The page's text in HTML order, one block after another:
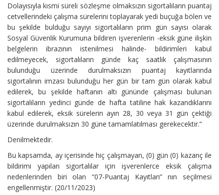
Dolayısıyla kısmi süreli sözleşme olmaksızın sigortalıların puantaj
cetvellerindeki çalışma sürelerini toplayarak yedi buçuğa bölen ve
bu şekilde bulduğu sayıyı sigortalıların prim gün sayısı olarak
Sosyal Güvenlik Kurumuna bildiren işverenlerin -eksik güne ilişkin
belgelerin ibrazının istenilmesi halinde- bildirimleri kabul
edilmeyecek, sigortalıların günde kaç saatlik çalışmasının
bulunduğu üzerinde durulmaksızın puantaj kayıtlarında
sigortalının imzası bulunduğu her gün bir tam gün olarak kabul
edilerek, bu şekilde haftanın altı gününde çalışması bulunan
sigortalıların yedinci günde de hafta tatiline hak kazandıklarını
kabul edilerek, eksik sürelerin ayın 28, 30 veya 31 gün çektiği
üzerinde durulmaksızın 30 güne tamamlatılması gerekecektir.”
Denilmektedir.
Bu kapsamda, ay içerisinde hiç çalışmayan, (0) gün (0) kazanç ile
bildirimi yapılan sigortalılar için işverenlerce eksik çalışma
nedenlerinden biri olan “07-Puantaj Kayıtları” nın seçilmesi
engellenmiştir. (20/11/2023)